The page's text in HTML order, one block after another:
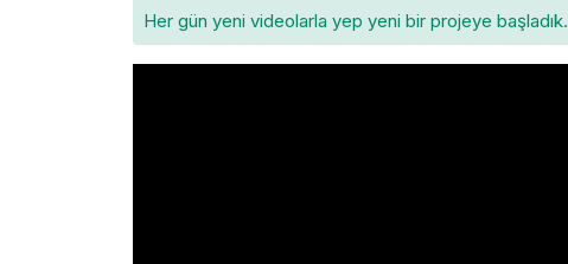
Her gün yeni videolarla yep yeni bir projeye başladık.